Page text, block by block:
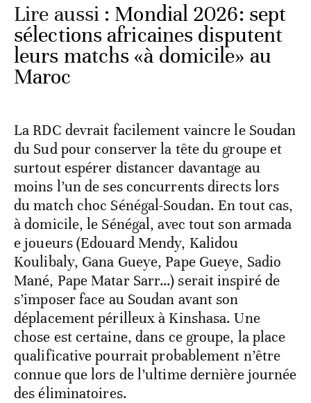
Lire aussi : Mondial 2026: sept
sélections africaines disputent
leurs matchs «à domicile» au
Maroc
La RDC devrait facilement vaincre le Soudan
du Sud pour conserver la tête du groupe et
surtout espérer distancer davantage au
moins l’un de ses concurrents directs lors
du match choc Sénégal-Soudan. En tout cas,
à domicile, le Sénégal, avec tout son armada
e joueurs (Edouard Mendy, Kalidou
Koulibaly, Gana Gueye, Pape Gueye, Sadio
Mané, Pape Matar Sarr…) serait inspiré de
s’imposer face au Soudan avant son
déplacement périlleux à Kinshasa. Une
chose est certaine, dans ce groupe, la place
qualificative pourrait probablement n’être
connue que lors de l’ultime dernière journée
des éliminatoires.